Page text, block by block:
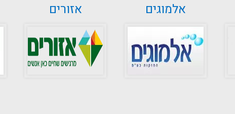
אזורים אלמוגים